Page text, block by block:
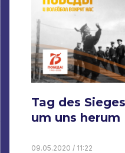
Tag des
um uns herum
09.05.2020 / 11:22